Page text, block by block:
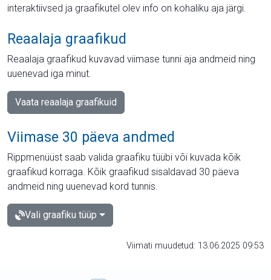
interaktiivsed ja graafikutel olev info on kohaliku aja järgi.
Reaalaja graafikud
Reaalaja graafikud kuvavad viimase tunni aja andmeid ning
uuenevad iga minut.
Vaata reaalaja graafikuid
Viimase 30 päeva andmed
Rippmenüüst saab valida graafiku tüübi või kuvada kõik
graafikud korraga. Kõik graafikud sisaldavad 30 päeva
andmeid ning uuenevad kord tunnis.
Vali graafiku tüüp
Viimati muudetud: 13.06.2025 09:53